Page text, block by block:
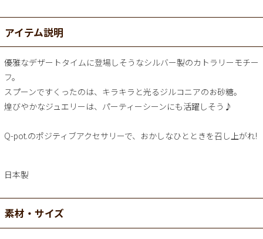
アイテム説明
優雅なデザートタイムに登場しそうなシルバー製のカトラリーモチー
フ。
スプーンですくったのは、キラキラと光るジルコニアのお砂糖。
煌びやかなジュエリーは、パーティーシーンにも活躍しそう♪
Q-pot.のポジティブアクセサリーで、おかしなひとときを召し上がれ!
日本製
素材・サイズ